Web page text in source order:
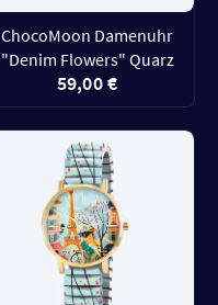
ChocoMoon Damenuhr
"Denim Flowers" Quarz
59,00 €